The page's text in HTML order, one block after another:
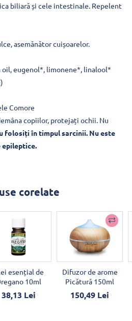
biliară și cele intestinale. Repelent
asemănător cuișoarelor.
oil, eugenol*, limonene*, linalool*
Comore
copiilor, protejați ochii. Nu
folosiți în timpul sarcinii. Nu este
corelate
esențial de
10ml
38,13 Lei
Difuzor de arome
Picătură 150ml
150,49 Lei